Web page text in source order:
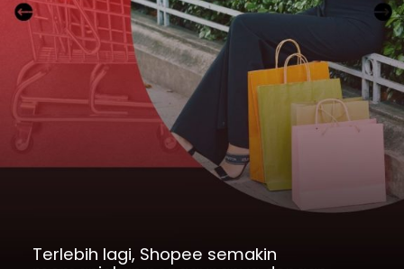
Terlebih lagi, Shopee semakin